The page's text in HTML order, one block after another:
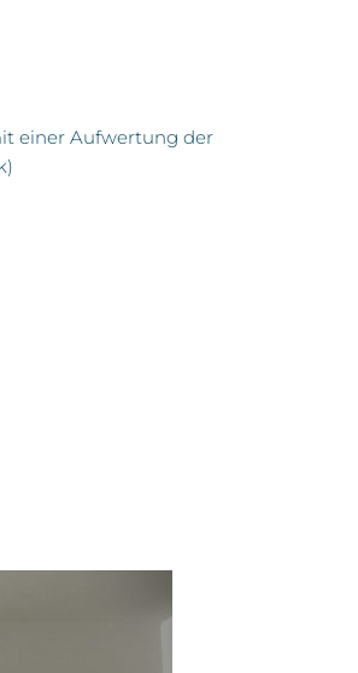
einer Aufwertung der